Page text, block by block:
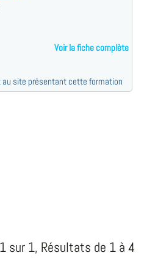
Voir la fiche complète
site présentant cette formation
sur 1, Résultats de 1 à 4